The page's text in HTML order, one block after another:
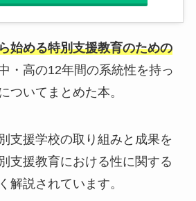
始める特別支援教育のための
・高の12年間の系統性を持っ
ついてまとめた本。
支援学校の取り組みと成果を
支援教育における性に関する
解説されています。